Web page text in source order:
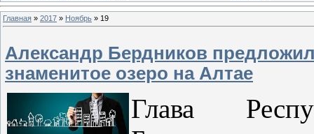
Главная » 2017 » Ноябрь » 19
Александр Бердников
знаменитое озеро на Алтае
Глава